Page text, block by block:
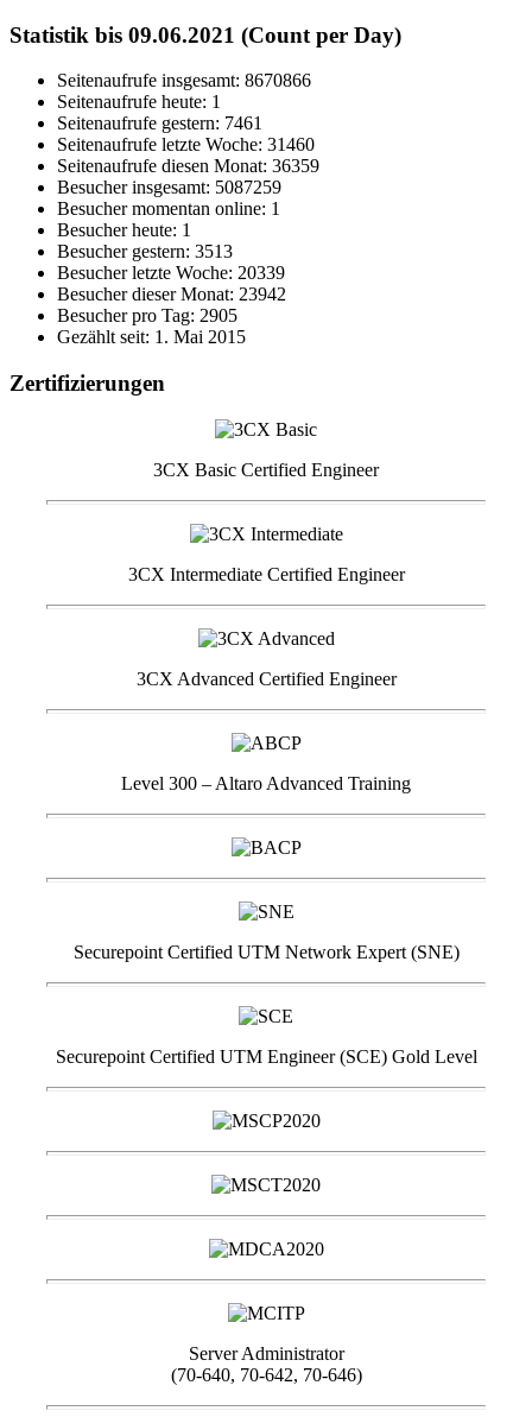
Statistik bis 09.06.2021 (Count per Day)
Seitenaufrufe insgesamt: 8670866
Seitenaufrufe heute: 1
Seitenaufrufe gestern: 7461
Seitenaufrufe letzte Woche: 31460
Seitenaufrufe diesen Monat: 36359
Besucher insgesamt: 5087259
Besucher momentan online: 1
Besucher heute: 1
Besucher gestern: 3513
Besucher letzte Woche: 20339
Besucher dieser Monat: 23942
Besucher pro Tag: 2905
Gezählt seit: 1. Mai 2015
Zertifizierungen
3CX Basic Certified Engineer
3CX Intermediate Certified Engineer
3CX Advanced Certified Engineer
Level 300 – Altaro Advanced Training
Securepoint Certified UTM Network Expert (SNE)
Securepoint Certified UTM Engineer (SCE) Gold Level
Server Administrator
(70-640, 70-642, 70-646)